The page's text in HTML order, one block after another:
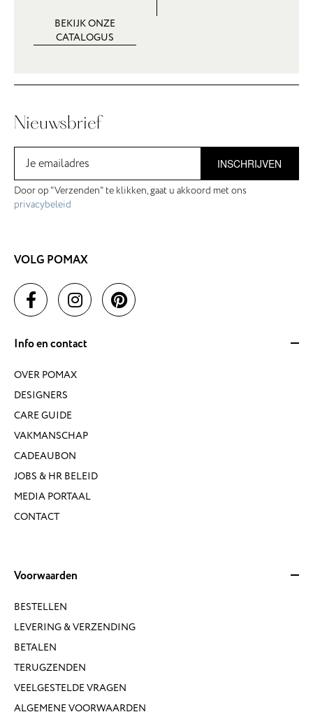
BEKIJK ONZE
CATALOGUS
Nieuwsbrief
INSCHRIJVEN
Door op "Verzenden" te klikken, gaat u akkoord met ons
privacybeleid
VOLG POMAX
Info en contact
OVER POMAX
DESIGNERS
CARE GUIDE
VAKMANSCHAP
CADEAUBON
JOBS & HR BELEID
MEDIA PORTAAL
CONTACT
Voorwaarden
BESTELLEN
LEVERING & VERZENDING
BETALEN
TERUGZENDEN
VEELGESTELDE VRAGEN
ALGEMENE VOORWAARDEN